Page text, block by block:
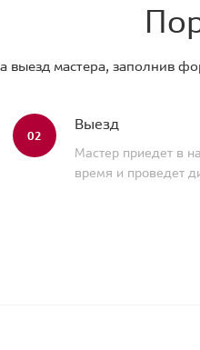
выезд мастера, заполнив
02
Выезд
Мастер приедет в
время и проведет